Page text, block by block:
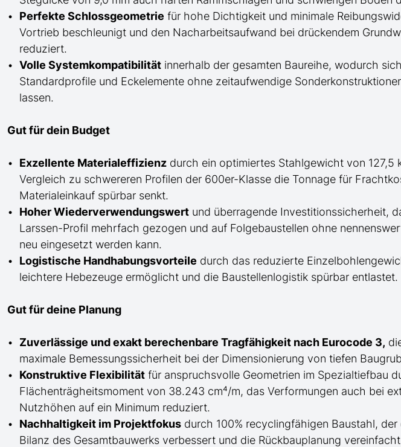
Perfekte Schlossgeometrie für hohe Dichtigkeit und minimale
Vortrieb beschleunigt und den Nacharbeitsaufwand bei drückendem
reduziert.
Volle Systemkompatibilität innerhalb der gesamten Baureihe, wodurch
Standardprofile und Eckelemente ohne zeitaufwendige
lassen.
Gut für dein Budget
Exzellente Materialeffizienz durch ein optimiertes Stahlgewicht von 127,5
Vergleich zu schwereren Profilen der 600er-Klasse die Tonnage für
Materialeinkauf spürbar senkt.
Hoher Wiederverwendungswert und überragende Investitionssicherheit,
Larssen-Profil mehrfach gezogen und auf Folgebaustellen ohne
neu eingesetzt werden kann.
Logistische Handhabungsvorteile durch das reduzierte
leichtere Hebezeuge ermöglicht und die Baustellenlogistik spürbar entlastet.
Gut für deine Planung
Zuverlässige und exakt berechenbare Tragfähigkeit nach Eurocode 3,
maximale Bemessungssicherheit bei der Dimensionierung von tiefen
Konstruktive Flexibilität für anspruchsvolle Geometrien im Spezialtiefbau
Flächenträgheitsmoment von 38.243 cm⁴/m, das Verformungen auch bei
Nutzhöhen auf ein Minimum reduziert.
Nachhaltigkeit im Projektfokus durch 100% recyclingfähigen Baustahl,
Bilanz des Gesamtbauwerks verbessert und die Rückbauplanung